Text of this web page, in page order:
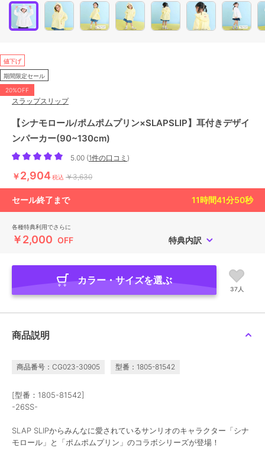
値下げ
期間限定セール
20%OFF
スラップスリップ
【シナモロール/ポムポムプリン×SLAPSLIP】耳付きデザイ
ンパーカー(90~130cm)
5.00 (1件の口コミ )
￥2,904 税込 ￥3,630
セール終了まで 11時間41分49秒
各種特典利用でさらに
￥2,000 OFF 特典内訳
カラー・サイズを選ぶ
37人
商品説明
商品番号：CG023-30905 型番：1805-81542
[型番：1805-81542]
-26SS-
SLAP SLIPからみんなに愛されているサンリオのキャラクター「シナ
モロール」と「ポムポムプリン」のコラボシリーズが登場！